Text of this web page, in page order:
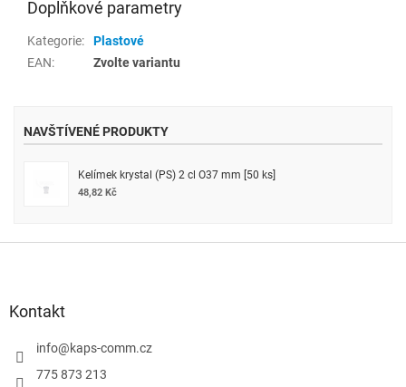
Doplňkové parametry
Kategorie:
Plastové
EAN: Zvolte variantu
NAVŠTÍVENÉ PRODUKTY
Kelímek krystal (PS) 2 cl O37 mm [50 ks]
48,82 Kč
Kontakt
info@kaps-comm.cz
775 873 213